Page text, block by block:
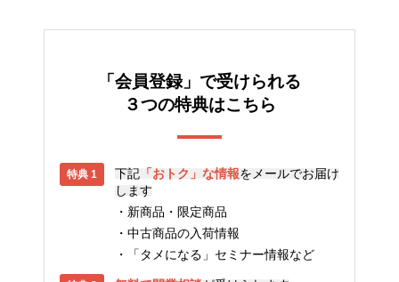
「会員登録」で受けられる
３つの特典はこちら
下記 「おトク」な情報をメールでお届け
します
新商品・限定商品
中古商品の入荷情報
「タメになる」セミナー情報など